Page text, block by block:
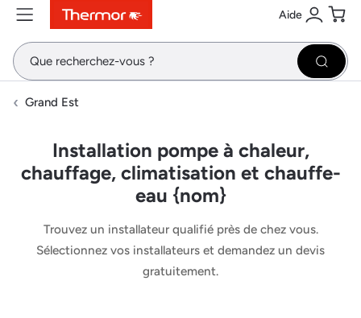
ContenuMenuRecherche Aide
Se
Grand Est
Installation pompe à chaleur,
chauffage, climatisation et chauffe-
eau {nom}
Trouvez un installateur qualifié près de chez vous.
Sélectionnez vos installateurs et demandez un devis
gratuitement.